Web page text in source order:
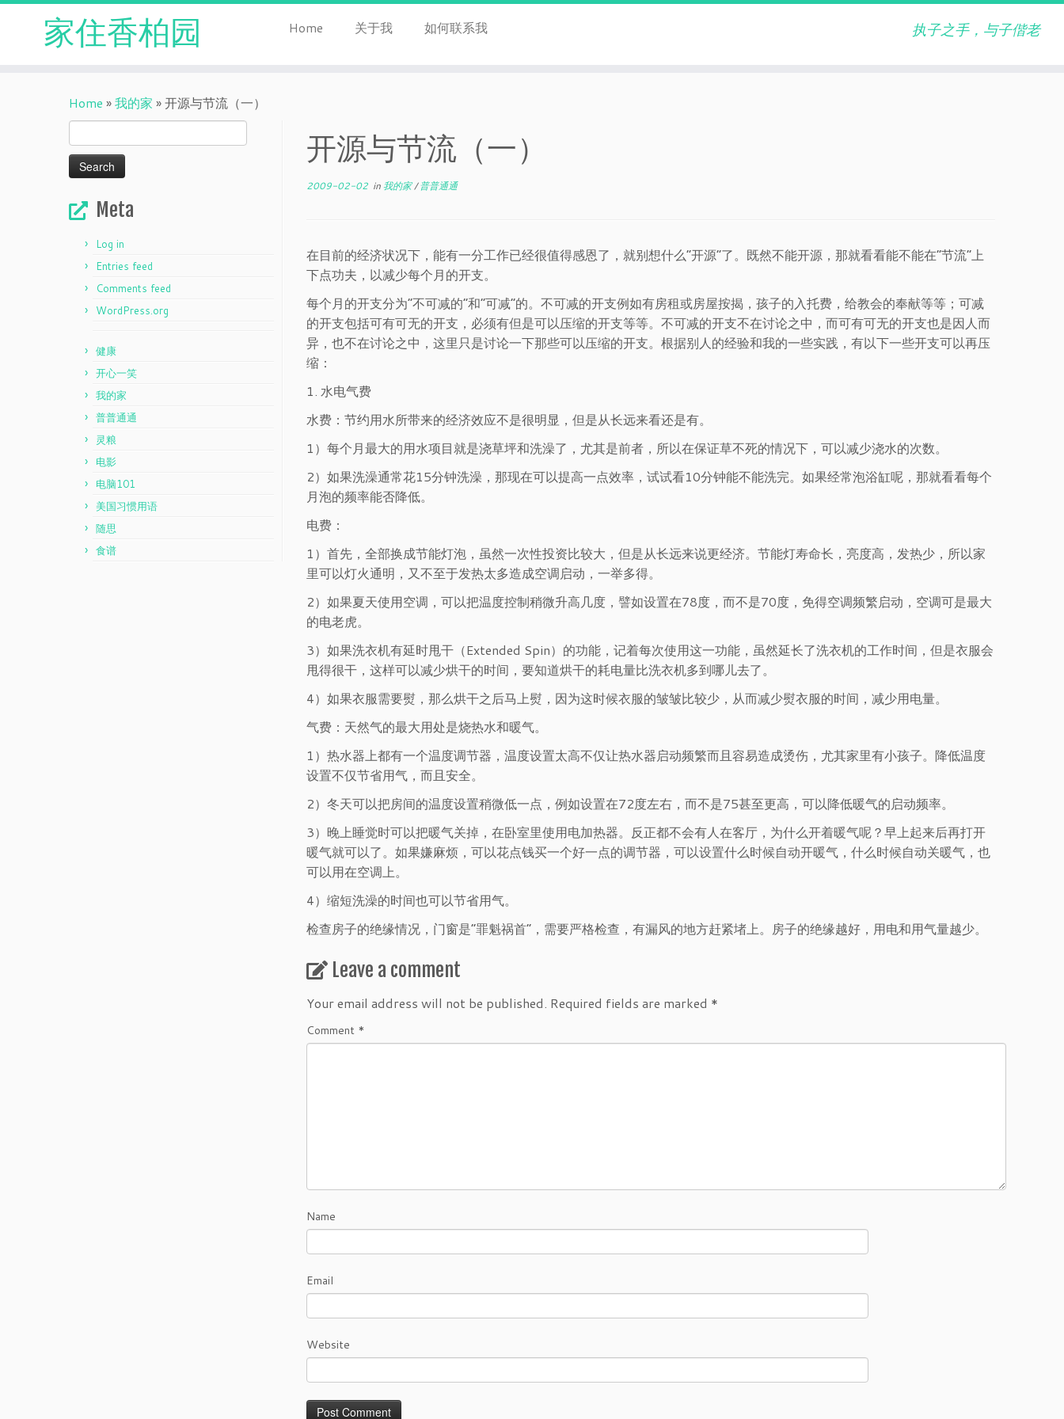
家住香柏园 执子之手，与子偕老
Home 关于我 如何联系我
Home »我的家 »开源与节流（一）
for:
Meta
Log in
Entries feed
Comments feed
WordPress.org
健康
开心一笑
我的家
普普通通
灵粮
电影
电脑101
美国习惯用语
随思
食谱
开源与节流（一）
2009-02-02 in 我的家/普普通通
在目前的经济状况下，能有一分工作已经很值得感恩了，就别想什么“开源”了。既然不能开源，那就看看能不能在“节流”上
下点功夫，以减少每个月的开支。
每个月的开支分为“不可减的”和“可减”的。不可减的开支例如有房租或房屋按揭，孩子的入托费，给教会的奉献等等；可减
的开支包括可有可无的开支，必须有但是可以压缩的开支等等。不可减的开支不在讨论之中，而可有可无的开支也是因人而
异，也不在讨论之中，这里只是讨论一下那些可以压缩的开支。根据别人的经验和我的一些实践，有以下一些开支可以再压
缩：
1. 水电气费
水费：节约用水所带来的经济效应不是很明显，但是从长远来看还是有。
1）每个月最大的用水项目就是浇草坪和洗澡了，尤其是前者，所以在保证草不死的情况下，可以减少浇水的次数。
2）如果洗澡通常花15分钟洗澡，那现在可以提高一点效率，试试看10分钟能不能洗完。如果经常泡浴缸呢，那就看看每个
月泡的频率能否降低。
电费：
1）首先，全部换成节能灯泡，虽然一次性投资比较大，但是从长远来说更经济。节能灯寿命长，亮度高，发热少，所以家
里可以灯火通明，又不至于发热太多造成空调启动，一举多得。
2）如果夏天使用空调，可以把温度控制稍微升高几度，譬如设置在78度，而不是70度，免得空调频繁启动，空调可是最大
的电老虎。
3）如果洗衣机有延时甩干（Extended Spin）的功能，记着每次使用这一功能，虽然延长了洗衣机的工作时间，但是衣服会
甩得很干，这样可以减少烘干的时间，要知道烘干的耗电量比洗衣机多到哪儿去了。
4）如果衣服需要熨，那么烘干之后马上熨，因为这时候衣服的皱皱比较少，从而减少熨衣服的时间，减少用电量。
气费：天然气的最大用处是烧热水和暖气。
1）热水器上都有一个温度调节器，温度设置太高不仅让热水器启动频繁而且容易造成烫伤，尤其家里有小孩子。降低温度
设置不仅节省用气，而且安全。
2）冬天可以把房间的温度设置稍微低一点，例如设置在72度左右，而不是75甚至更高，可以降低暖气的启动频率。
3）晚上睡觉时可以把暖气关掉，在卧室里使用电加热器。反正都不会有人在客厅，为什么开着暖气呢？早上起来后再打开
暖气就可以了。如果嫌麻烦，可以花点钱买一个好一点的调节器，可以设置什么时候自动开暖气，什么时候自动关暖气，也
可以用在空调上。
4）缩短洗澡的时间也可以节省用气。
检查房子的绝缘情况，门窗是“罪魁祸首”，需要严格检查，有漏风的地方赶紧堵上。房子的绝缘越好，用电和用气量越少。
Leave a comment
Your email address will not be published. Required fields are marked *
Comment *
Name
Email
Website